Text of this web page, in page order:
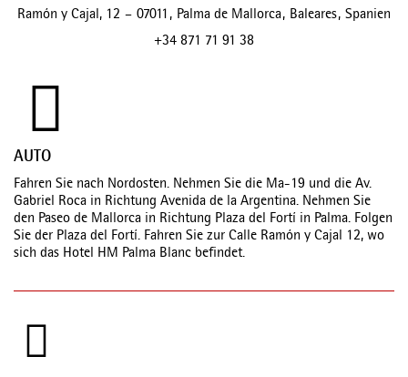
Ramón y Cajal, 12 – 07011 , Palma de Mallorca, Baleares, Spanien
+34 871 71 91 38
AUTO
Fahren Sie nach Nordosten. Nehmen Sie die Ma-19 und die Av.
Gabriel Roca in Richtung Avenida de la Argentina. Nehmen Sie
den Paseo de Mallorca in Richtung Plaza del Fortí in Palma. Folgen
Sie der Plaza del Fortí. Fahren Sie zur Calle Ramón y Cajal 12, wo
sich das Hotel HM Palma Blanc befindet.